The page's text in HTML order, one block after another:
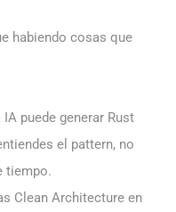
habiendo cosas que
IA puede generar Rust
el pattern, no
tiempo.
Clean Architecture en